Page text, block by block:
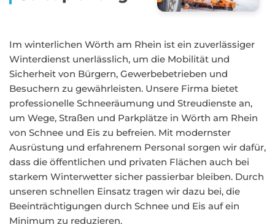
Im winterlichen Wörth am Rhein ist ein zuverlässiger
Winterdienst unerlässlich, um die Mobilität und
Sicherheit von Bürgern, Gewerbebetrieben und
Besuchern zu gewährleisten. Unsere Firma bietet
professionelle Schneeräumung und Streudienste an,
um Wege, Straßen und Parkplätze in Wörth am Rhein
von Schnee und Eis zu befreien. Mit modernster
Ausrüstung und erfahrenem Personal sorgen wir dafür,
dass die öffentlichen und privaten Flächen auch bei
starkem Winterwetter sicher passierbar bleiben. Durch
unseren schnellen Einsatz tragen wir dazu bei, die
Beeinträchtigungen durch Schnee und Eis auf ein
Minimum zu reduzieren.